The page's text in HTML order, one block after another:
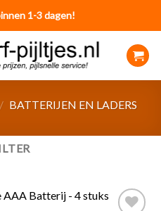
1-3 dagen!
/ BATTERIJEN EN LADERS